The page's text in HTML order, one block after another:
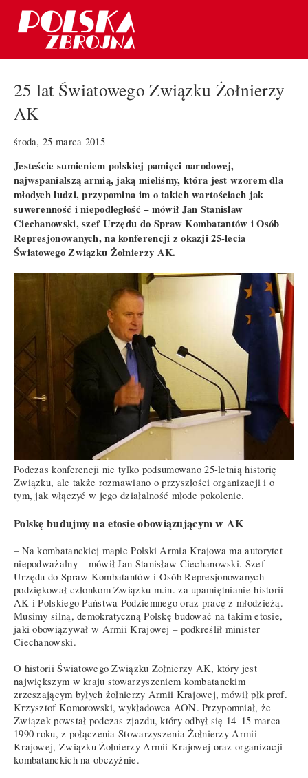
25 lat Światowego Związku Żołnierzy
AK
środa, 25 marca 2015
Jesteście sumieniem polskiej pamięci narodowej,
najwspanialszą armią, jaką mieliśmy, która jest wzorem dla
młodych ludzi, przypomina im o takich wartościach jak
suwerenność i niepodległość – mówił Jan Stanisław
Ciechanowski, szef Urzędu do Spraw Kombatantów i Osób
Represjonowanych, na konferencji z okazji 25-lecia
Światowego Związku Żołnierzy AK.
Podczas konferencji nie tylko podsumowano 25-letnią historię
Związku, ale także rozmawiano o przyszłości organizacji i o
tym, jak włączyć w jego działalność młode pokolenie.
Polskę budujmy na etosie obowiązującym w AK
– Na kombatanckiej mapie Polski Armia Krajowa ma autorytet
niepodważalny – mówił Jan Stanisław Ciechanowski. Szef
Urzędu do Spraw Kombatantów i Osób Represjonowanych
podziękował członkom Związku m.in. za upamiętnianie historii
AK i Polskiego Państwa Podziemnego oraz pracę z młodzieżą. –
Musimy silną, demokratyczną Polskę budować na takim etosie,
jaki obowiązywał w Armii Krajowej – podkreślił minister
Ciechanowski.
O historii Światowego Związku Żołnierzy AK, który jest
największym w kraju stowarzyszeniem kombatanckim
zrzeszającym byłych żołnierzy Armii Krajowej, mówił płk prof.
Krzysztof Komorowski, wykładowca AON. Przypomniał, że
Związek powstał podczas zjazdu, który odbył się 14–15 marca
1990 roku, z połączenia Stowarzyszenia Żołnierzy Armii
Krajowej, Związku Żołnierzy Armii Krajowej oraz organizacji
kombatanckich na obczyźnie.